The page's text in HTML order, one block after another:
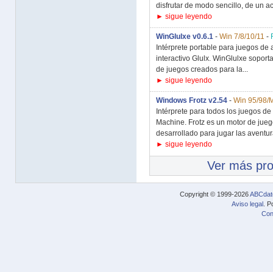
disfrutar de modo sencillo, de un
► sigue leyendo
WinGlulxe v0.6.1 - Win 7/8/10/11 -
Intérprete portable para juegos
interactivo Glulx. WinGlulxe
de juegos creados para la...
► sigue leyendo
Windows Frotz v2.54 - Win 95/98/
Intérprete para todos los juegos
Machine. Frotz es un motor de
desarrollado para jugar las
► sigue leyendo
Ver más
Copyright © 1999-2026
Aviso legal .